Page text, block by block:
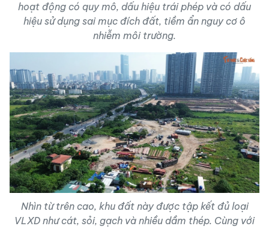
hoạt động có quy mô, dấu hiệu trái phép và có dấu
hiệu sử dụng sai mục đích đất, tiềm ẩn nguy cơ ô
nhiễm môi trường.
Nhìn từ trên cao, khu đất này được tập kết đủ loại
VLXD như cát, sỏi, gạch và nhiều dầm thép. Cùng với